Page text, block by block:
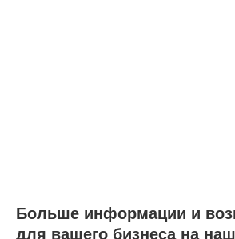
Больше информации и
для вашего бизнеса на